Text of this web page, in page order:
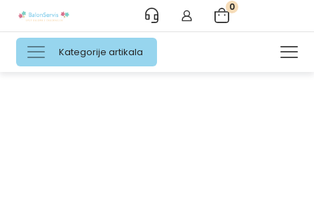
0
Kategorije artikala